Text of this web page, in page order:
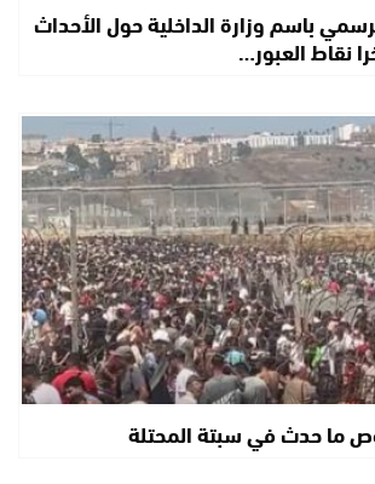
باسم وزارة الداخلية حول الأحداث
نقاط العبور…
ما حدث في سبتة المحتلة